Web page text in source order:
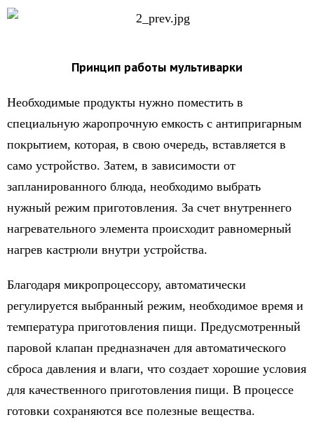
Принцип работы мультиварки
Необходимые продукты нужно поместить в
специальную жаропрочную емкость с антипригарным
покрытием, которая, в свою очередь, вставляется в
само устройство. Затем, в зависимости от
запланированного блюда, необходимо выбрать
нужный режим приготовления. За счет внутреннего
нагревательного элемента происходит равномерный
нагрев кастрюли внутри устройства.
Благодаря микропроцессору, автоматически
регулируется выбранный режим, необходимое время и
температура приготовления пищи. Предусмотренный
паровой клапан предназначен для автоматического
сброса давления и влаги, что создает хорошие условия
для качественного приготовления пищи. В процессе
готовки сохраняются все полезные вещества.